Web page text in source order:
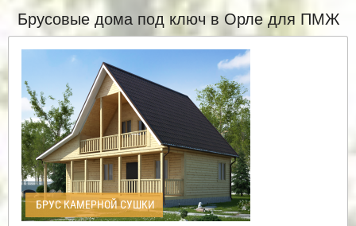
Брусовые дома под ключ в Орле для ПМЖ
БРУС КАМЕРНОЙ СУШКИ